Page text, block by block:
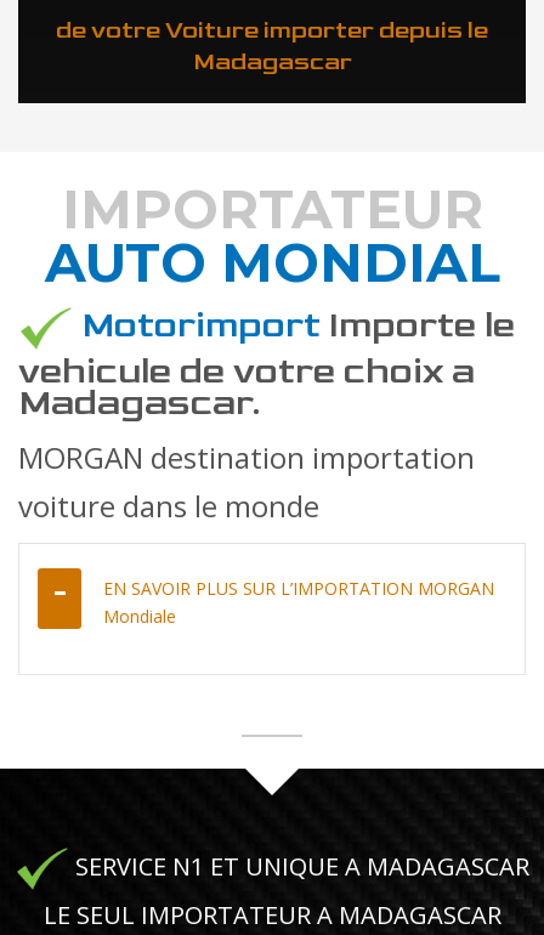
de votre Voiture importer depuis le
Madagascar
DÉCOUVREZ COMMENT
IMPORTATEUR
AUTO MONDIAL
Motorimport Importe le
vehicule de votre choix a
Madagascar.
MORGAN destination importation
voiture dans le monde
EN SAVOIR PLUS SUR L’IMPORTATION MORGAN
Mondiale
SERVICE N1 ET UNIQUE A MADAGASCAR
LE SEUL IMPORTATEUR A MADAGASCAR